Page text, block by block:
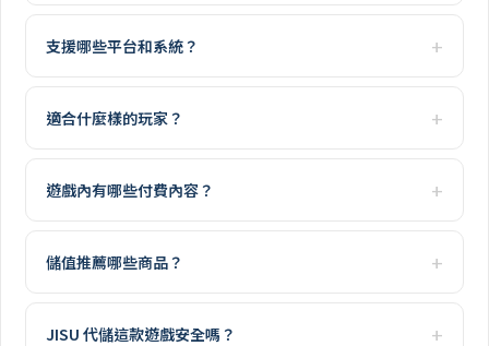
支援哪些平台和系統？
適合什麼樣的玩家？
遊戲內有哪些付費內容？
儲值推薦哪些商品？
JISU 代儲這款遊戲安全嗎？